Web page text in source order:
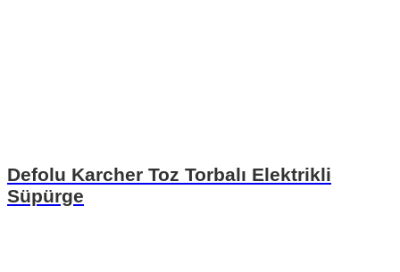
Defolu Karcher Toz Torbalı Elektrikli
Süpürge